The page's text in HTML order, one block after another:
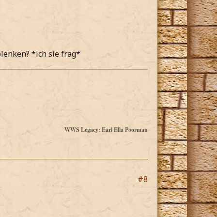
*ich sie frag*
WWS Legacy: Earl Ella Poorman
#8